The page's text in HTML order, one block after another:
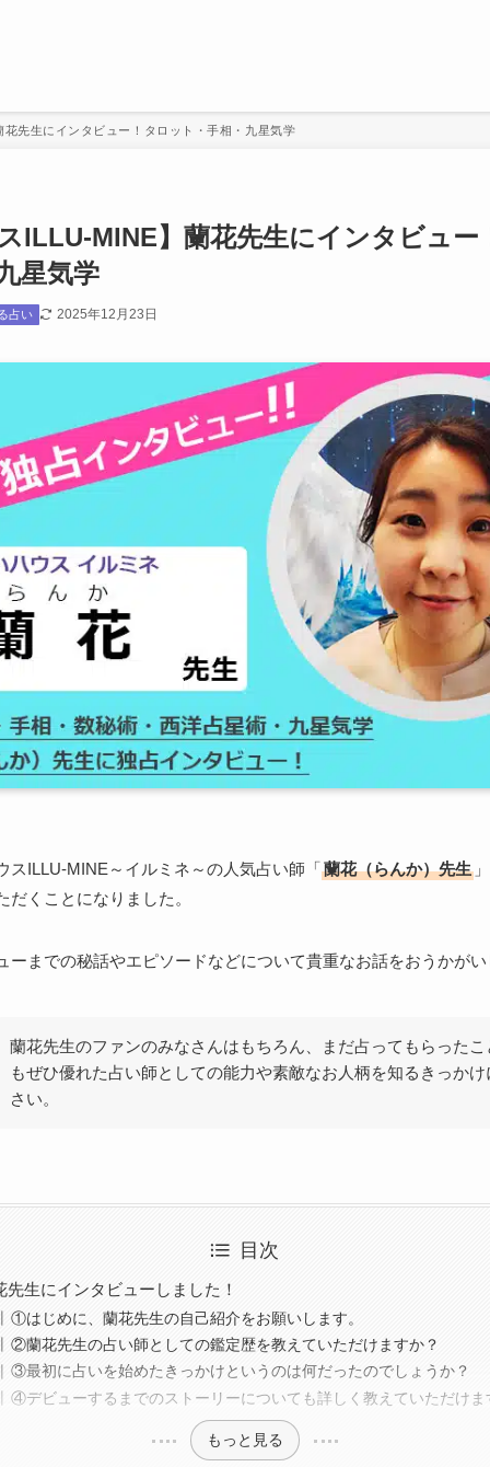
先生にインタビュー！タロット・手相・九星気学
ILLU-MINE】蘭花先生にインタビュー
星気学
占い 2025年12月23日
スILLU-MINE～イルミネ～の人気占い師「蘭花（らんか）先生
だくことになりました。
ーまでの秘話やエピソードなどについて貴重なお話をおうかがい
蘭花先生のファンのみなさんはもちろん、まだ占ってもらった
もぜひ優れた占い師としての能力や素敵なお人柄を知るきっか
さい。
目次
先生にインタビューしました！
①はじめに、蘭花先生の自己紹介をお願いします。
②蘭花先生の占い師としての鑑定歴を教えていただけますか？
③最初に占いを始めたきっかけというのは何だったのでしょうか？
④デビューするまでのストーリーについても詳しく教えていただけま
もっと見る